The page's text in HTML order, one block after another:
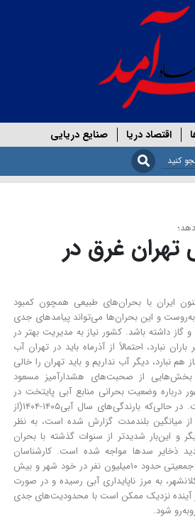
اقتصاد دریا صنایع دریایی
تهران غرق در
ایران با بحران‌های طبیعی همچون کمبود
و این بحران‌ها می‌تواند پیامدهای جدی
گاز داشته باشد. کشور نیاز به مدیریت بهتر در
نبارد، احتمالاً از آذرماه باید در تهران آب
هم نبارد، دیگر آب نداریم و باید تهران را خالی
بخش‌هایی از صحبت‌های هشدارآمیز مسعود
درباره وضعیت بحرانی منابع آبی پایتخت در
استان کردستان است. در حالی‌که بارندگی‌های سال آبی‌۱۴۰۵-۱۴۰۴‌(از
از میانگین بلندمدت گزارش شده است، به نظر
و این‌بار شدیدتر از سنوات گذشته با بحران
ذخایر سدها مواجه شده است. کارشناسان
معتقدند که تهران با جمعیتی حدود ۱۰میلیون نفر در خود شهر و بیش
کلانشهر، به مرز ناپایداری آبی رسیده و در صورت
آینده نزدیک ممکن است با محدودیت‌های جدی
شود.